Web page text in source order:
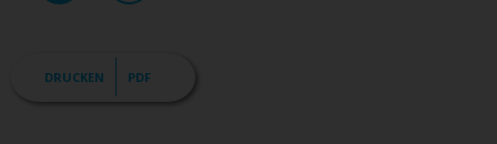
DRUCKEN PDF